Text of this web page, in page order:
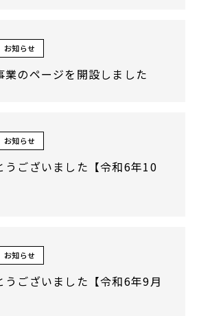
お知らせ
業のページを開設しました
お知らせ
うございました【令和6年10
お知らせ
うございました【令和6年9月